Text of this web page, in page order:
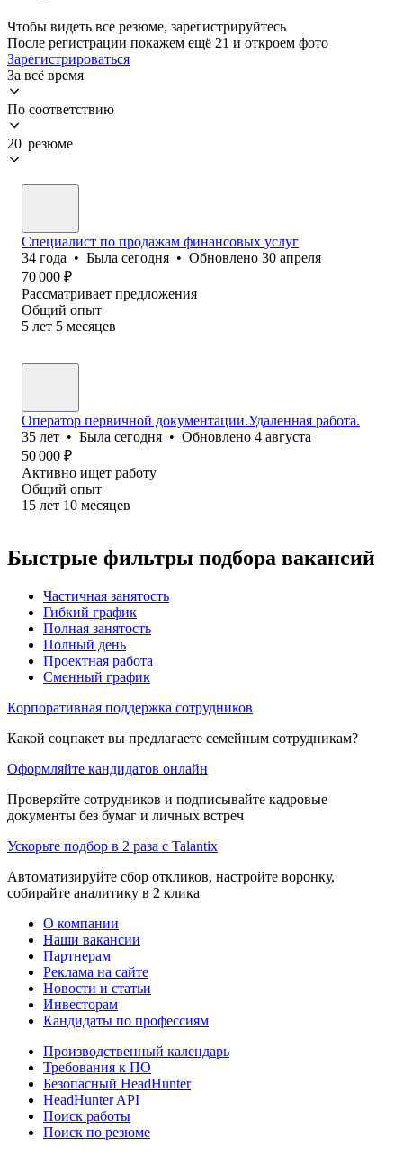
Чтобы видеть все резюме, зарегистрируйтесь
После регистрации покажем ещё 21 и откроем фото
Зарегистрироваться
За всё время
По соответствию
20 резюме
Специалист по продажам финансовых услуг
34 года • Была сегодня • Обновлено 30 апреля
70 000 ₽
Рассматривает предложения
Общий опыт
5 лет 5 месяцев
Оператор первичной документации.Удаленная работа.
35 лет • Была сегодня • Обновлено 4 августа
50 000 ₽
Активно ищет работу
Общий опыт
15 лет 10 месяцев
Быстрые фильтры подбора вакансий
Частичная занятость
Гибкий график
Полная занятость
Полный день
Проектная работа
Сменный график
Корпоративная поддержка сотрудников
Какой соцпакет вы предлагаете семейным сотрудникам?
Оформляйте кандидатов онлайн
Проверяйте сотрудников и подписывайте кадровые
документы без бумаг и личных встреч
Ускорьте подбор в 2 раза с Talantix
Автоматизируйте сбор откликов, настройте воронку,
собирайте аналитику в 2 клика
О компании
Наши вакансии
Партнерам
Реклама на сайте
Новости и статьи
Инвесторам
Кандидаты по профессиям
Производственный календарь
Требования к ПО
Безопасный HeadHunter
HeadHunter API
Поиск работы
Поиск по резюме